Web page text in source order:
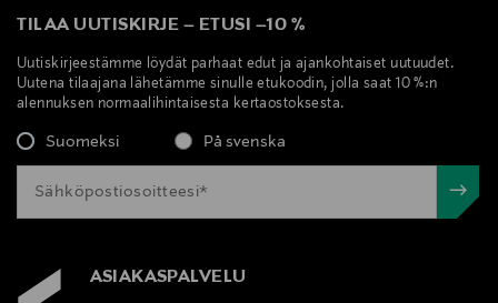
TILAA UUTISKIRJE – ETUSI –10 %
Uutiskirjeestämme löydät parhaat edut ja ajankohtaiset uutuudet.
Uutena tilaajana lähetämme sinulle etukoodin, jolla saat 10 %:n
alennuksen normaalihintaisesta kertaostoksesta.
Suomeksi På svenska
ASIAKASPALVELU